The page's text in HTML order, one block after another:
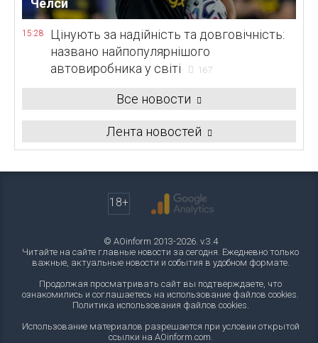
Челси
15:28
Цінують за надійність та довговічність:
названо найпопулярнішого
автовиробника у світі
167
Все новости
Лента новостей
18+
© AOinform 2013-2026. v.3.4
Читайте на сайте главные новости за сегодня. Ежедневно только
важные, актуальные новости и события в удобном формате.
Продолжая просматривать сайт вы подтверждаете, что
ознакомились и соглашаетесь на использование файлов cookies.
Политика использования файлов cookies.
Использование материалов разрешается при условии открытой
ссылки на AOinform.com.